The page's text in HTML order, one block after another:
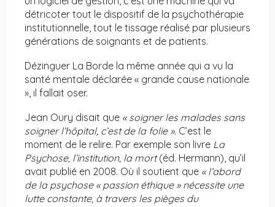
détricoter tout le dispositif de la psychothérapie
institutionnelle, tout le tissage réalisé par plusieurs
générations de soignants et de patients.
Dézinguer La Borde la même année qui a vu la
santé mentale déclarée « grande cause nationale
», il fallait oser.
Jean Oury disait que « soigner les malades sans
soigner l’hôpital, c’est de la folie ». C’est le
moment de le relire. Par exemple son livre La
Psychose, l’institution, la mort(éd. Hermann), qu’il
avait publié en 2008. Où il soutient que « l’abord
de la psychose « passion éthique » nécessite une
lutte constante, à travers les pièges du